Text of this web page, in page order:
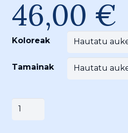
46,00 €
Koloreak
Tamainak